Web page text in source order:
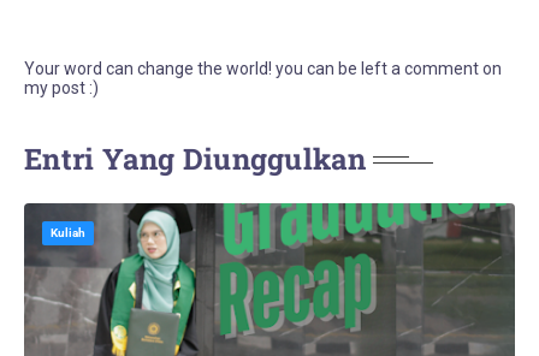
Your word can change the world! you can be left a comment on
my post :)
Entri Yang Diunggulkan
Kuliah